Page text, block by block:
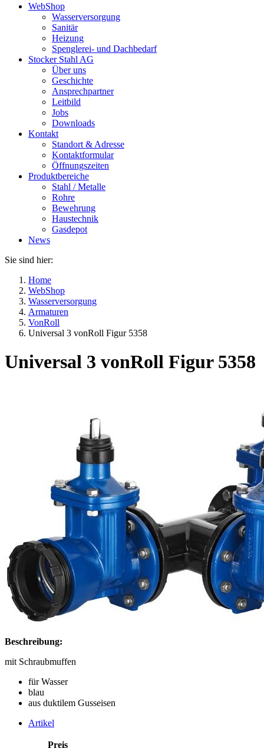
WebShop
Wasserversorgung
Sanitär
Heizung
Spenglerei- und Dachbedarf
Stocker Stahl AG
Über uns
Geschichte
Ansprechpartner
Leitbild
Jobs
Downloads
Kontakt
Standort & Adresse
Kontaktformular
Öffnungszeiten
Produktbereiche
Stahl / Metalle
Rohre
Bewehrung
Haustechnik
Gasdepot
News
Sie sind hier:
Home
WebShop
Wasserversorgung
Armaturen
VonRoll
Universal 3 vonRoll Figur 5358
Universal 3 vonRoll Figur 5358
Beschreibung:
mit Schraubmuffen
für Wasser
blau
aus duktilem Gusseisen
Artikel
Preis